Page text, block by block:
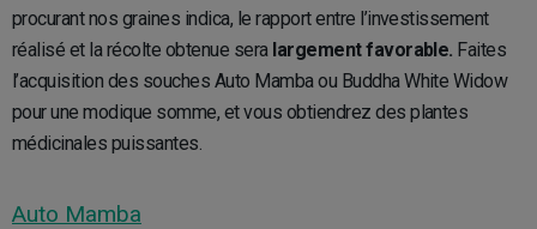
procurant nos graines indica, le rapport entre l’investissement
réalisé et la récolte obtenue sera largement favorable. Faites
l’acquisition des souches Auto Mamba ou Buddha White Widow
pour une modique somme, et vous obtiendrez des plantes
médicinales puissantes.
Auto Mamba